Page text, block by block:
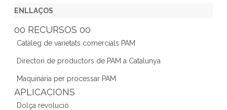
c
e
b
o
o
k
er gr
a
m
dI
n
ENLLAÇOS
00 RECURSOS 00
Catàleg de varietats comercials PAM
Directori de productors de PAM a Catalunya
Maquinària per processar PAM
APLICACIONS
Dolça revolució